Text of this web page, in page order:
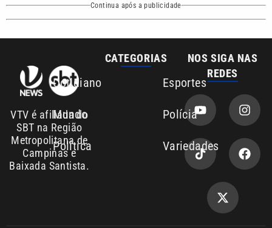
Continua após a publicidade
VTV é afiliada do
SBT na Região
Metropolitana de
Campinas e
Baixada Santista.
CATEGORIAS
Cotidiano Esportes
Mundo Polícia
Política Variedades
NOS SIGA NAS
REDES